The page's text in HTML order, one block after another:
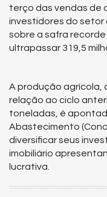
terço das vendas de
investidores do
sobre a safra
ultrapassar 319,5
A produção agrícola,
relação ao ciclo
toneladas, é
Abastecimento
diversificar seus
imobiliário
lucrativa.